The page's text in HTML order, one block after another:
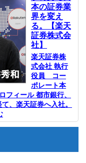
本の証券業
界を変え
る。【楽天
証券株式会
社】
楽天証券株
式会社 執行
役員 コー
ポレート本
フィール 都市銀行、
、楽天証券へ入社。